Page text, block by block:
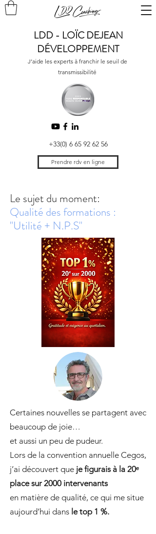
Prendre rdv en ligne
+33(0) 6 65 92 62 56
LDD - LOÏC DEJEAN
DÉVELOPPEMENT
J’aide les experts à franchir le seuil de
transmissibilité
Le sujet du moment:
Qualité des formations :
"Utilité + N.P.S"
Certaines nouvelles se partagent avec
beaucoup de joie…
et aussi un peu de pudeur.
Lors de la convention annuelle Cegos,
j’ai découvert que je figurais à la 20ᵉ
place sur 2000 intervenants
en matière de qualité, ce qui me situe
aujourd’hui dans le top 1 %.